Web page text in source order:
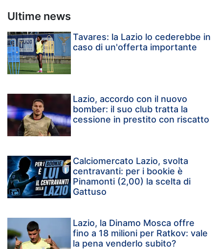
Ultime news
Tavares: la Lazio lo cederebbe in
caso di un'offerta importante
Lazio, accordo con il nuovo
bomber: il suo club tratta la
cessione in prestito con riscatto
Calciomercato Lazio, svolta
centravanti: per i bookie è
Pinamonti (2,00) la scelta di
Gattuso
Lazio, la Dinamo Mosca offre
fino a 18 milioni per Ratkov: vale
la pena venderlo subito?